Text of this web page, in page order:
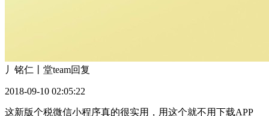
丿铭仁丨堂team回复
2018-09-10 02:05:22
这新版个税微信小程序真的很实用，用这个就不用下载APP